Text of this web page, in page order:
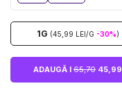
1G (45,99 LEI/G -30%)
ADAUGĂ I 65,70 45,99